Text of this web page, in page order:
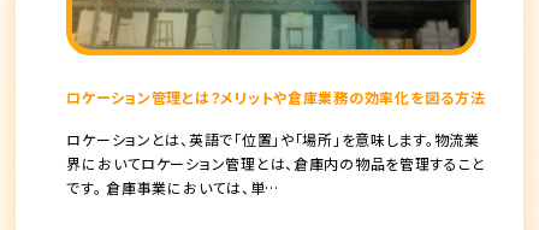
ロケーション管理とは？メリットや倉庫業務の効率化を図る方法
ロケーションとは、英語で「位置」や「場所」を意味します。物流業
界においてロケーション管理とは、倉庫内の物品を管理すること
です。 倉庫事業においては、単…